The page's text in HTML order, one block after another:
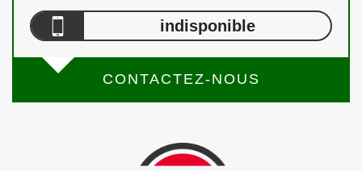
indisponible
CONTACTEZ-NOUS